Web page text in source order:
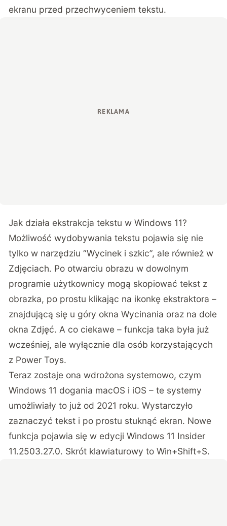
ekranu przed przechwyceniem tekstu.
Jak działa ekstrakcja tekstu w Windows 11?
Możliwość wydobywania tekstu pojawia się nie
tylko w narzędziu “Wycinek i szkic”, ale również w
Zdjęciach. Po otwarciu obrazu w dowolnym
programie użytkownicy mogą skopiować tekst z
obrazka, po prostu klikając na ikonkę ekstraktora –
znajdującą się u góry okna Wycinania oraz na dole
okna Zdjęć. A co ciekawe – funkcja taka była już
wcześniej, ale wyłącznie dla osób korzystających
z Power Toys.
Teraz zostaje ona wdrożona systemowo, czym
Windows 11 dogania macOS i iOS – te systemy
umożliwiały to już od 2021 roku. Wystarczyło
zaznaczyć tekst i po prostu stuknąć ekran. Nowe
funkcja pojawia się w edycji Windows 11 Insider
11.2503.27.0. Skrót klawiaturowy to Win+Shift+S.